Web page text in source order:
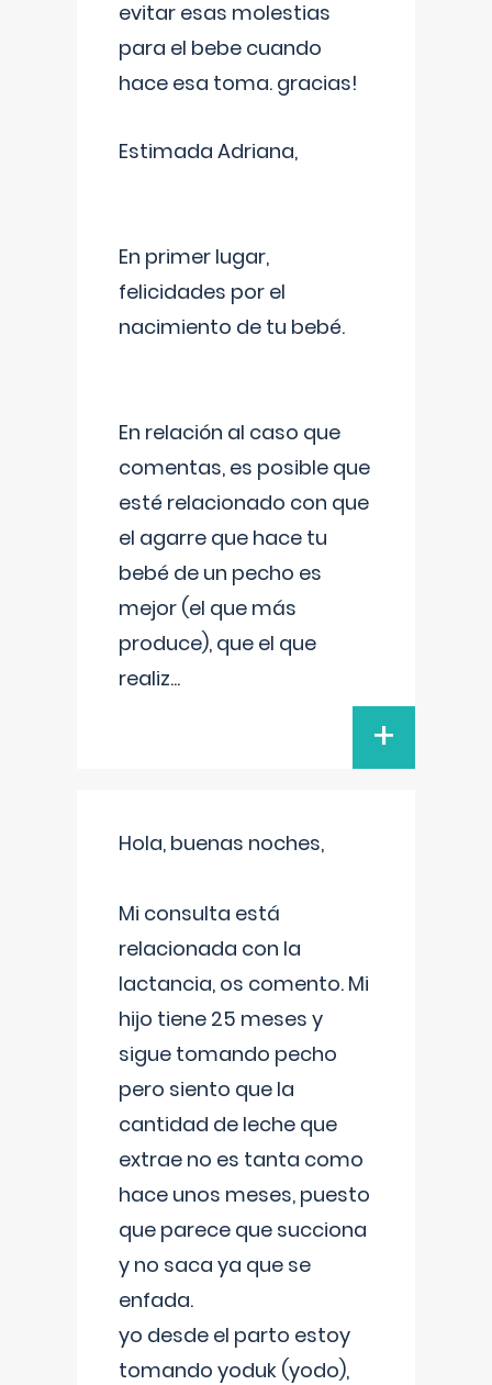
evitar esas molestias
para el bebe cuando
hace esa toma. gracias!
Estimada Adriana,
En primer lugar,
felicidades por el
nacimiento de tu bebé.
En relación al caso que
comentas, es posible que
esté relacionado con que
el agarre que hace tu
bebé de un pecho es
mejor (el que más
produce), que el que
realiz...
+
Hola, buenas noches,
Mi consulta está
relacionada con la
lactancia, os comento. Mi
hijo tiene 25 meses y
sigue tomando pecho
pero siento que la
cantidad de leche que
extrae no es tanta como
hace unos meses, puesto
que parece que succiona
y no saca ya que se
enfada.
yo desde el parto estoy
tomando yoduk (yodo),